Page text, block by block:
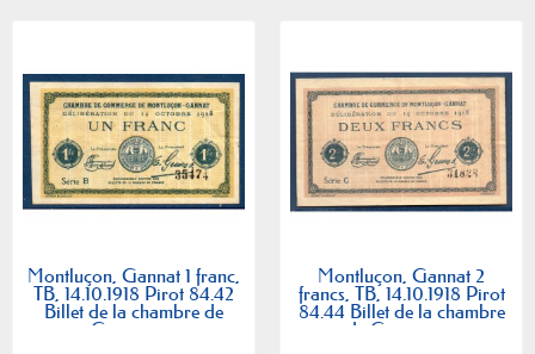
Montluçon, Gannat 1 franc,
TB, 14.10.1918 Pirot 84.42
Billet de la chambre de
Commerce
Montluçon, Gannat 2
francs, TB, 14.10.1918 Pirot
84.44 Billet de la chambre
de Commerce